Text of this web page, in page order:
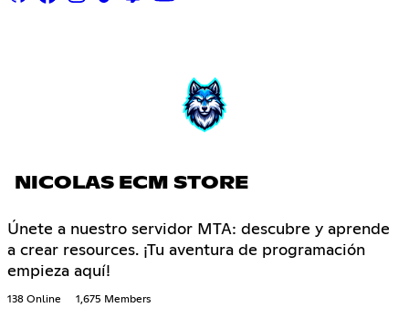
NICOLAS ECM STORE
Únete a nuestro servidor MTA: descubre y aprende
a crear resources. ¡Tu aventura de programación
empieza aquí!
138 Online 1,675 Members